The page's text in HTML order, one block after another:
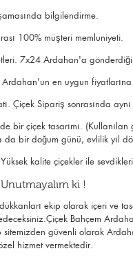
bilgilendirme.
100% müşteri memluniyeti.
7x24 Ardahan'a
en uygun
Çiçek Sipariş sonrasında
bir çiçek tasarımı.
da bir doğum günü, evlilik yıl
kalite çiçekler ile
ki !
ekip olarak içeri ve
edeceksiniz.Çiçek Bahçem
sitemizden güvenli olarak
hizmet vermektedir.